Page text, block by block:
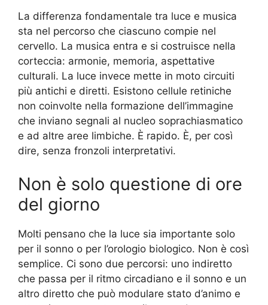
La differenza fondamentale tra luce e musica
sta nel percorso che ciascuno compie nel
cervello. La musica entra e si costruisce nella
corteccia: armonie, memoria, aspettative
culturali. La luce invece mette in moto circuiti
più antichi e diretti. Esistono cellule retiniche
non coinvolte nella formazione dell’immagine
che inviano segnali al nucleo soprachiasmatico
e ad altre aree limbiche. È rapido. È, per così
dire, senza fronzoli interpretativi.
Non è solo questione di ore
del giorno
Molti pensano che la luce sia importante solo
per il sonno o per l’orologio biologico. Non è così
semplice. Ci sono due percorsi: uno indiretto
che passa per il ritmo circadiano e il sonno e un
altro diretto che può modulare stato d’animo e